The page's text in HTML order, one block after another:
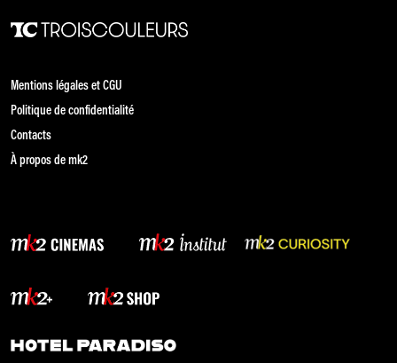
Mentions légales et CGU
Politique de confidentialité
Contacts
À propos de mk2